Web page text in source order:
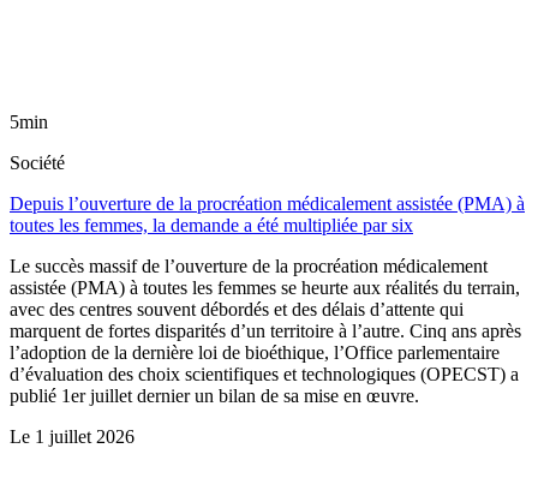
5min
Société
Depuis l’ouverture de la procréation médicalement assistée (PMA) à
toutes les femmes, la demande a été multipliée par six
Le succès massif de l’ouverture de la procréation médicalement
assistée (PMA) à toutes les femmes se heurte aux réalités du terrain,
avec des centres souvent débordés et des délais d’attente qui
marquent de fortes disparités d’un territoire à l’autre. Cinq ans après
l’adoption de la dernière loi de bioéthique, l’Office parlementaire
d’évaluation des choix scientifiques et technologiques (OPECST) a
publié 1er juillet dernier un bilan de sa mise en œuvre.
Le 1 juillet 2026